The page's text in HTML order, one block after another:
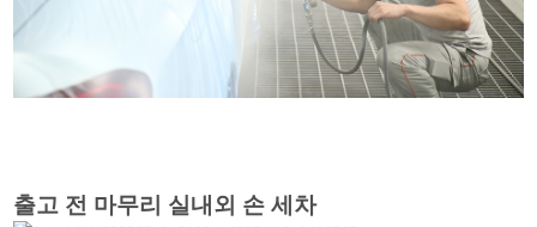
출고 전 마무리 실내외 손 세차